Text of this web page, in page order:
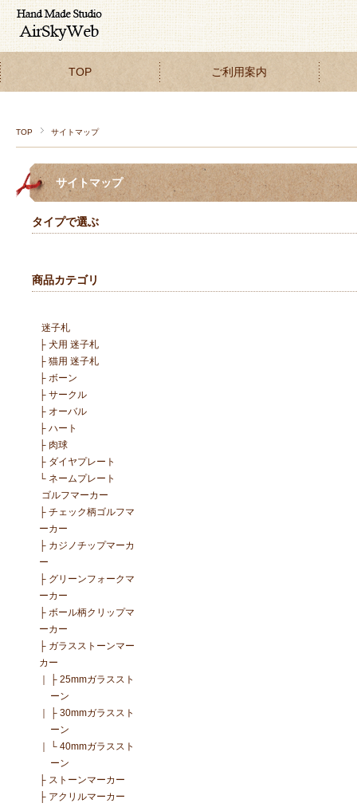
TOP ご利用案内
TOP サイトマップ
サイトマップ
タイプで選ぶ
商品カテゴリ
迷子札
├ 犬用 迷子札
├ 猫用 迷子札
├ ボーン
├ サークル
├ オーバル
├ ハート
├ 肉球
├ ダイヤプレート
└ ネームプレート
ゴルフマーカー
├ チェック柄ゴルフマ
ーカー
├ カジノチップマーカ
ー
├ グリーンフォークマ
ーカー
├ ボール柄クリップマ
ーカー
├ ガラスストーンマー
カー
├ 25mmガラススト
ーン
├ 30mmガラススト
ーン
└ 40mmガラススト
ーン
├ ストーンマーカー
├ アクリルマーカー